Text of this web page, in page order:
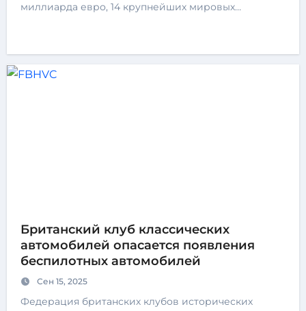
миллиарда евро, 14 крупнейших мировых…
Британский клуб классических
автомобилей опасается появления
беспилотных автомобилей
Сен 15, 2025
Федерация британских клубов исторических